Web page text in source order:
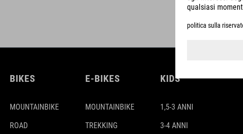
BIKES
MOUNTAINBIKE
ROAD
E-BIKES
MOUNTAINBIKE
TREKKING
KIDS
1,5-3 ANNI
3-4 ANNI